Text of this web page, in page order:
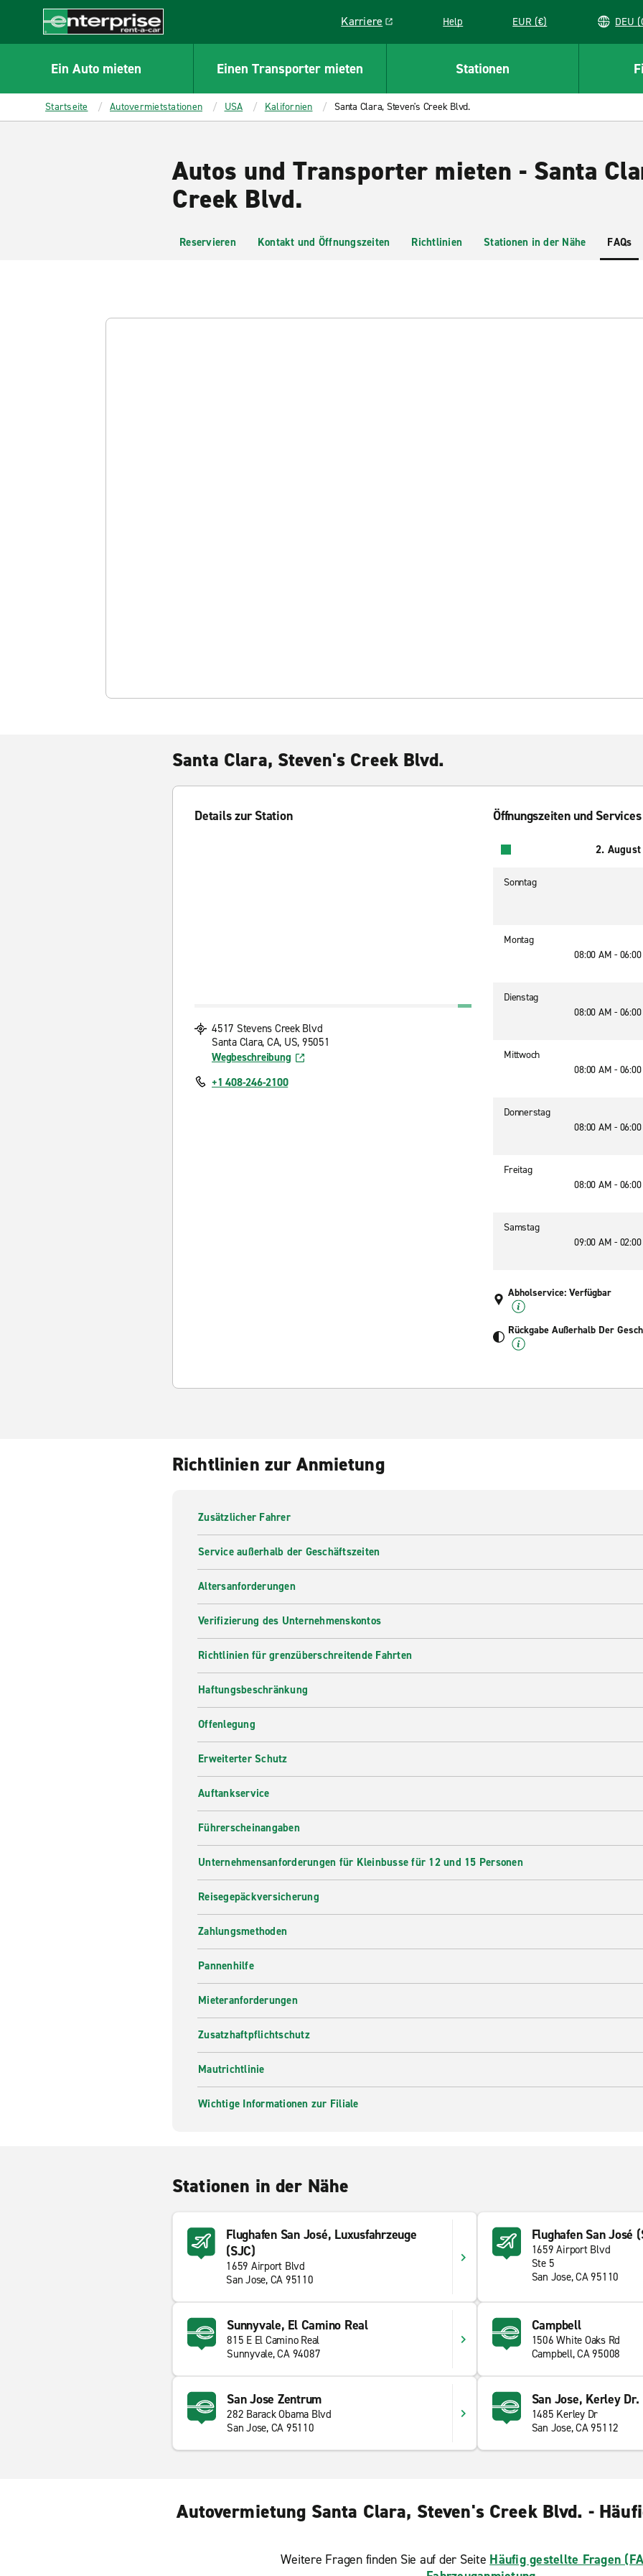
CONTENT
Enterprise
Karriere
Link opens in a new window
Help EUR (€)
Ein Auto mieten Einen Transporter mieten Stationen
Startseite Autovermietstationen USA Kalifornien Santa Clara, Steven's Creek Blvd.
Autos und Transporter mieten - Santa
Creek Blvd.
Reservieren Kontakt und Öffnungszeiten Richtlinien Stationen in der Nähe FAQs
Santa Clara, Steven's Creek Blvd.
Details zur Station
4517 Stevens Creek Blvd
Santa Clara, CA, US, 95051
Wegbeschreibung
+1 408-246-2100
Öffnungszeiten und Services
2.
Sonntag
Montag
08:00 AM -
Dienstag
08:00 AM -
Mittwoch
08:00 AM -
Donnerstag
08:00 AM -
Freitag
08:00 AM -
Samstag
09:00 AM -
Abholservice: Verfügbar
Rückgabe Außerhalb Der
Richtlinien zur Anmietung
Zusätzlicher Fahrer
Service außerhalb der Geschäftszeiten
Altersanforderungen
Verifizierung des Unternehmenskontos
Richtlinien für grenzüberschreitende Fahrten
Haftungsbeschränkung
Offenlegung
Erweiterter Schutz
Auftankservice
Führerscheinangaben
Unternehmensanforderungen für Kleinbusse für 12 und 15 Personen
Reisegepäckversicherung
Zahlungsmethoden
Pannenhilfe
Mieteranforderungen
Zusatzhaftpflichtschutz
Mautrichtlinie
Wichtige Informationen zur Filiale
Stationen in der Nähe
Flughafen San José, Luxusfahrzeuge
(SJC)
1659 Airport Blvd
San Jose, CA 95110
Flughafen San José
1659 Airport Blvd
Ste 5
San Jose, CA 95110
Sunnyvale, El Camino Real
815 E El Camino Real
Sunnyvale, CA 94087
Campbell
1506 White Oaks Rd
Campbell, CA 95008
San Jose Zentrum
282 Barack Obama Blvd
San Jose, CA 95110
San Jose, Kerley Dr.
1485 Kerley Dr
San Jose, CA 95112
Autovermietung Santa Clara, Steven's Creek Blvd. -
Weitere Fragen finden Sie auf der Seite Häufig gestellte Fragen